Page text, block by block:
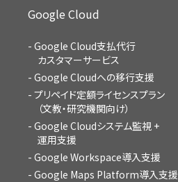
Google Cloud
Google Cloud支払代行
カスタマーサービス
Google Cloudへの移行支援
プリペイド定額ライセンスプラン
（文教・研究機関向け）
Google Cloudシステム監視 +
運用支援
Google Workspace導入支援
Google Maps Platform導入支援